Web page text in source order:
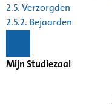
2.5. Verzorgden
2.5.2. Bejaarden
Mijn Studiezaal